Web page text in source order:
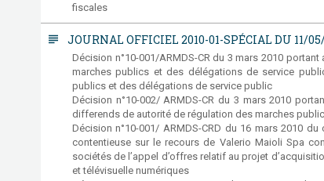
fiscales
subject JOURNAL OFFICIEL 2010-01-SPÉCIAL DU 11/
Décision n°10-001/ARMDS-CR du 3 mars 2010
marches publics et des délégations de service
publics et des délégations de service public
Décision n°10-002/ ARMDS-CR du 3 mars 2010
differends de autorité de régulation des marches
Décision n°10-001/ ARMDS-CRD du 16 mars 2010
contentieuse sur le recours de Valerio Maioli Spa
sociétés de l’appel d’offres relatif au projet
et télévisuelle numériques